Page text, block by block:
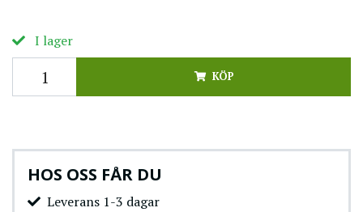
I lager
KÖP
HOS OSS FÅR DU
Leverans 1-3 dagar